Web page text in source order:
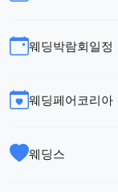
웨딩박람회일정
웨딩페어코리아
웨딩스